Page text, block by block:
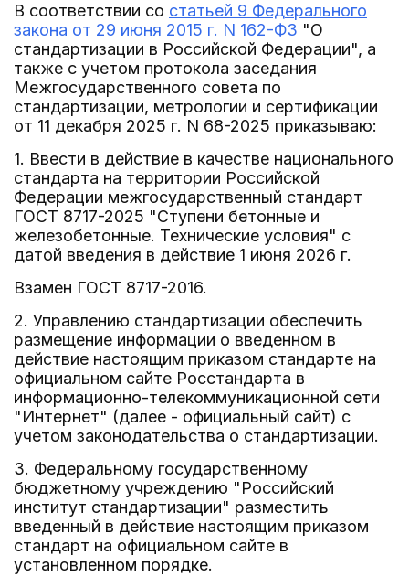
В соответствии со статьей 9 Федерального
закона от 29 июня 2015 г. N 162-ФЗ "О
стандартизации в Российской Федерации", а
также с учетом протокола заседания
Межгосударственного совета по
стандартизации, метрологии и сертификации
от 11 декабря 2025 г. N 68-2025 приказываю:
1. Ввести в действие в качестве национального
стандарта на территории Российской
Федерации межгосударственный стандарт
ГОСТ 8717-2025 "Ступени бетонные и
железобетонные. Технические условия" с
датой введения в действие 1 июня 2026 г.
Взамен ГОСТ 8717-2016.
2. Управлению стандартизации обеспечить
размещение информации о введенном в
действие настоящим приказом стандарте на
официальном сайте Росстандарта в
информационно-телекоммуникационной сети
"Интернет" (далее - официальный сайт) с
учетом законодательства о стандартизации.
3. Федеральному государственному
бюджетному учреждению "Российский
институт стандартизации" разместить
введенный в действие настоящим приказом
стандарт на официальном сайте в
установленном порядке.